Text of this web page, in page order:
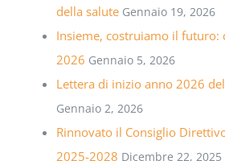
della salute Gennaio 19, 2026
Insieme, costruiamo il futuro:
2026 Gennaio 5, 2026
Lettera di inizio anno 2026 del
Gennaio 2, 2026
Rinnovato il Consiglio
2025-2028 Dicembre 22, 2025